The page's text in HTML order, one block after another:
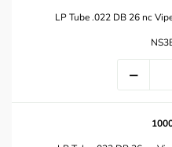
LP Tube .022 DB 26 nc